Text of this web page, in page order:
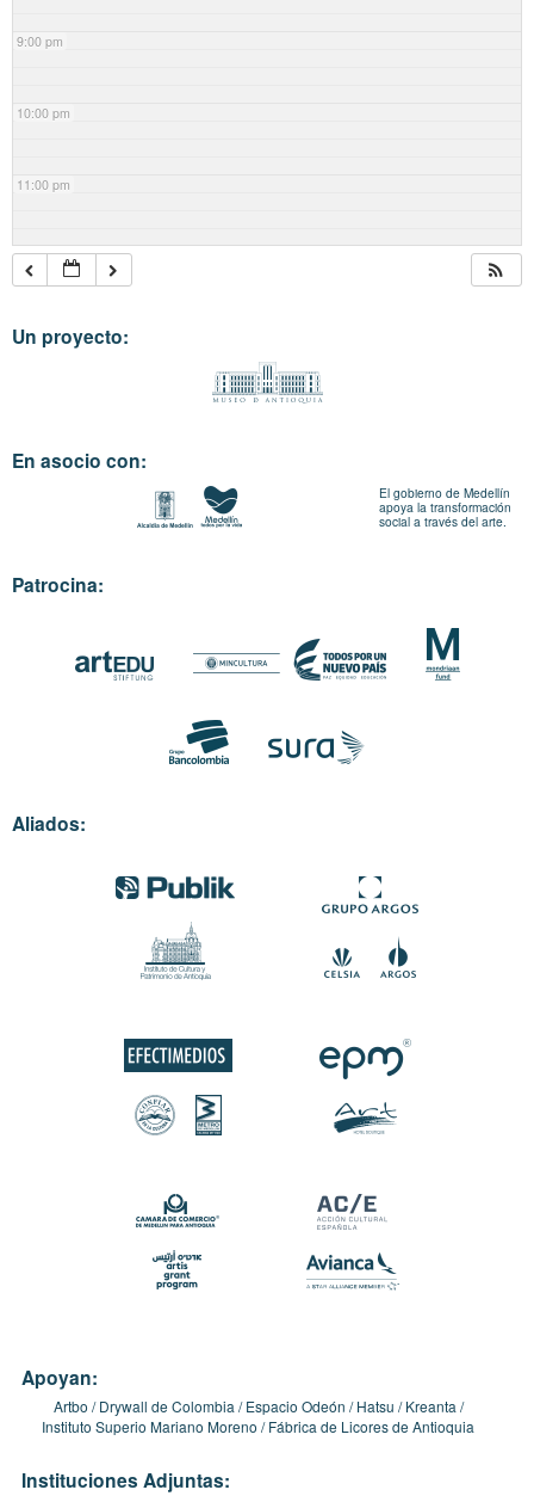
9:00 pm
10:00 pm
11:00 pm
Un proyecto:
En asocio con:
El gobierno de Medellín
apoya la transformación
social a través del arte.
Patrocina:
Aliados:
Apoyan:
Artbo Drywall de Colombia Espacio Odeón Hatsu
Kreanta
Instituto Superio Mariano Moreno
Fábrica de Licores de Antioquia
Instituciones Adjuntas: